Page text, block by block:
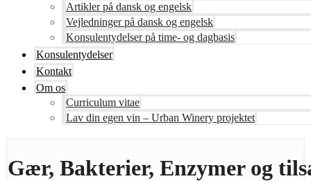
Artikler på dansk og engelsk
Vejledninger på dansk og engelsk
Konsulentydelser på time- og dagbasis
Konsulentydelser
Kontakt
Om os
Curriculum vitae
Lav din egen vin – Urban Winery projektet
Gær, Bakterier, Enzymer og